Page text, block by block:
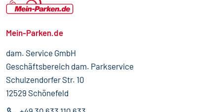
Mein-Parken.de
dam. Service GmbH
Geschäftsbereich dam. Parkservice
Schulzendorfer Str. 10
12529 Schönefeld